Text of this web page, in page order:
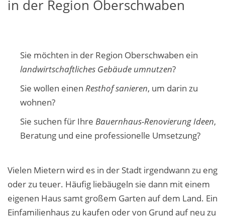
in der Region Oberschwaben
Sie möchten in der Region Oberschwaben ein
landwirtschaftliches Gebäude umnutzen?
Sie wollen einen Resthof sanieren, um darin zu
wohnen?
Sie suchen für Ihre Bauernhaus-Renovierung Ideen,
Beratung und eine professionelle Umsetzung?
Vielen Mietern wird es in der Stadt irgendwann zu eng
oder zu teuer. Häufig liebäugeln sie dann mit einem
eigenen Haus samt großem Garten auf dem Land. Ein
Einfamilienhaus zu kaufen oder von Grund auf neu zu